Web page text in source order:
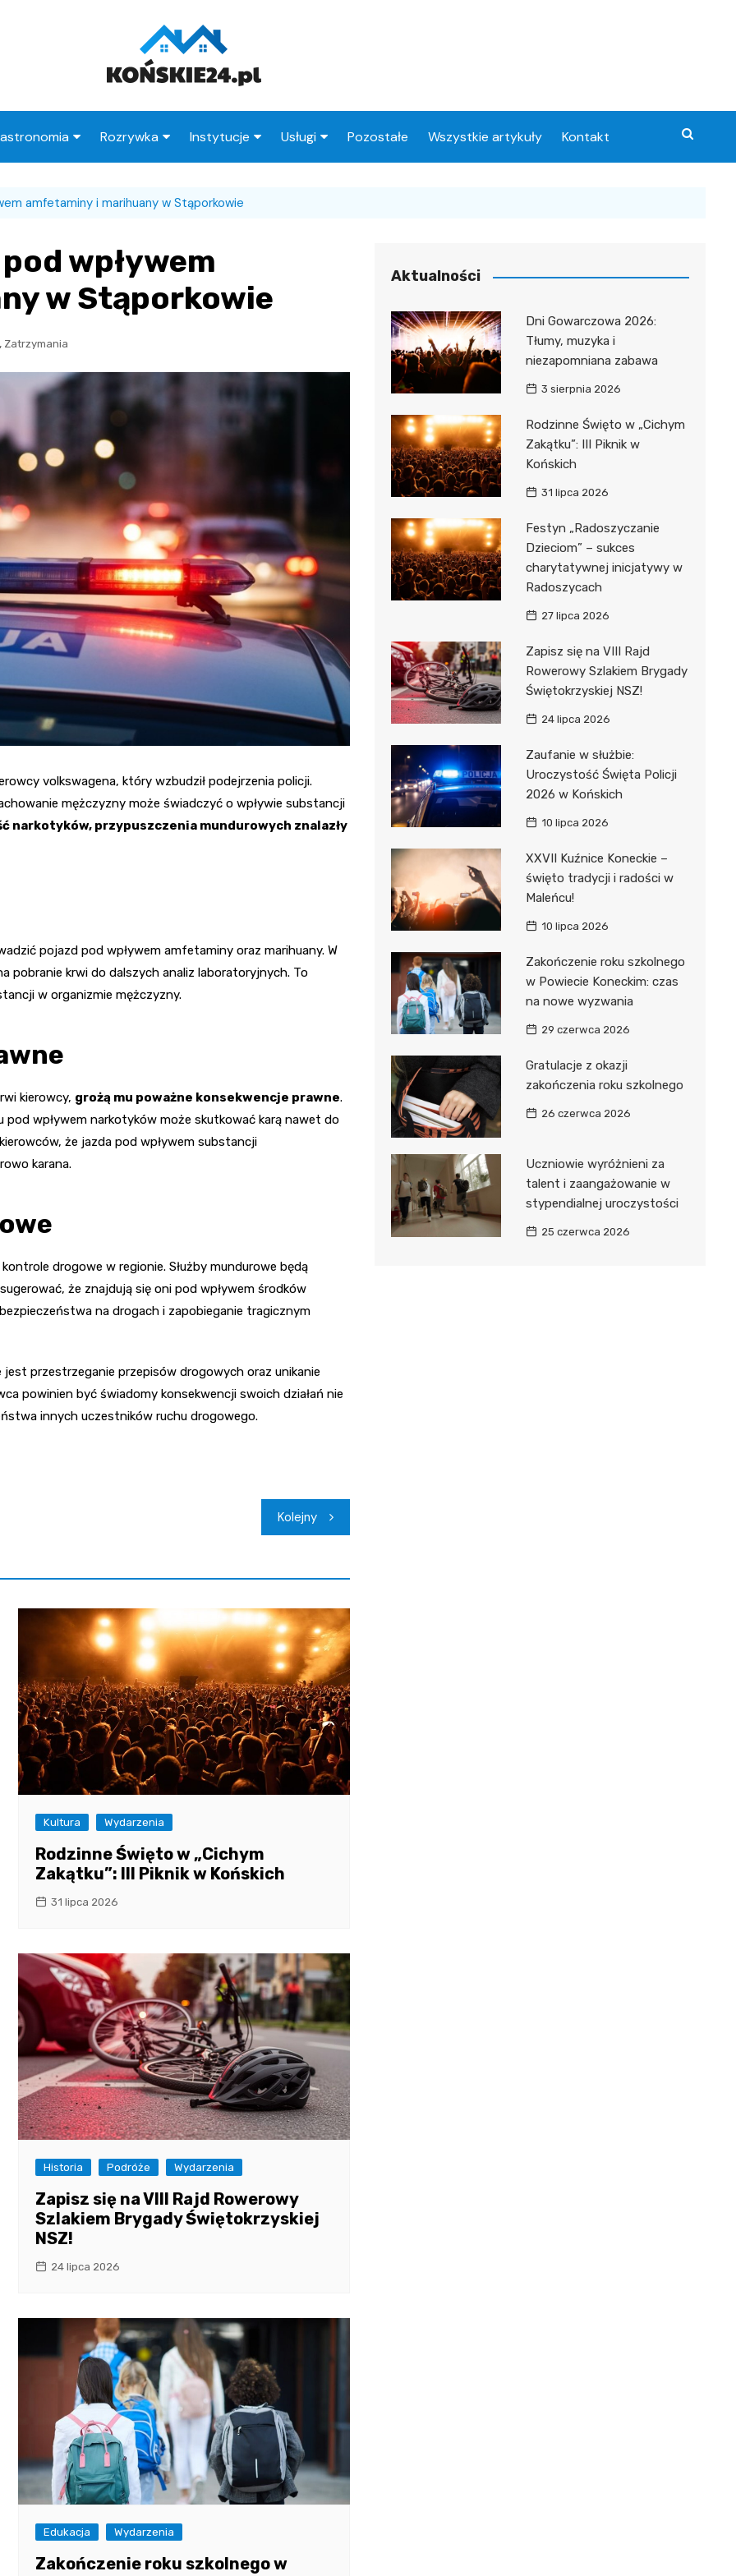
Wypadek
Rozrywka
Wesele
Instytucje
Urząd Skarbowy
MOPS
Straż Miejska
Usługi Pozostałe Wszystkie artykuły Kontakt
amfetaminy i marihuany w Stąporkowie
wpływem
w Stąporkowie
, Zatrzymania
volkswagena, który wzbudził podejrzenia policji.
mężczyzny może świadczyć o wpływie substancji
narkotyków, przypuszczenia mundurowych znalazły
pojazd pod wpływem amfetaminy oraz marihuany. W
pobranie krwi do dalszych analiz laboratoryjnych. To
w organizmie mężczyzny.
kierowcy, grożą mu poważne konsekwencje prawne.
wpływem narkotyków może skutkować karą nawet do
że jazda pod wpływem substancji
karana.
drogowe w regionie. Służby mundurowe będą
że znajdują się oni pod wpływem środków
na drogach i zapobieganie tragicznym
przestrzeganie przepisów drogowych oraz unikanie
powinien być świadomy konsekwencji swoich działań nie
innych uczestników ruchu drogowego.
Kolejny
Kultura Wydarzenia
Rodzinne Święto w „Cichym
Zakątku”: III Piknik w Końskich
31 lipca 2026
Historia Podróże Wydarzenia
Zapisz się na VIII Rajd Rowerowy
Szlakiem Brygady Świętokrzyskiej
NSZ!
24 lipca 2026
Edukacja Wydarzenia
Zakończenie roku szkolnego w
Aktualności
Dni Gowarczowa 2026:
Tłumy, muzyka i
niezapomniana zabawa
3 sierpnia 2026
Rodzinne Święto w „Cichym
Zakątku”: III Piknik w
Końskich
31 lipca 2026
Festyn „Radoszyczanie
Dzieciom” – sukces
charytatywnej inicjatywy w
Radoszycach
27 lipca 2026
Zapisz się na VIII Rajd
Rowerowy Szlakiem Brygady
Świętokrzyskiej NSZ!
24 lipca 2026
Zaufanie w służbie:
Uroczystość Święta Policji
2026 w Końskich
10 lipca 2026
XXVII Kuźnice Koneckie –
święto tradycji i radości w
Maleńcu!
10 lipca 2026
Zakończenie roku szkolnego
w Powiecie Koneckim: czas
na nowe wyzwania
29 czerwca 2026
Gratulacje z okazji
zakończenia roku szkolnego
26 czerwca 2026
Uczniowie wyróżnieni za
talent i zaangażowanie w
stypendialnej uroczystości
25 czerwca 2026